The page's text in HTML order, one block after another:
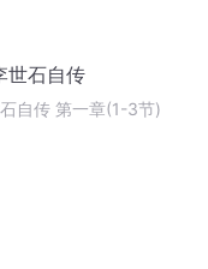
世石自传
自传 第一章(1-3节)